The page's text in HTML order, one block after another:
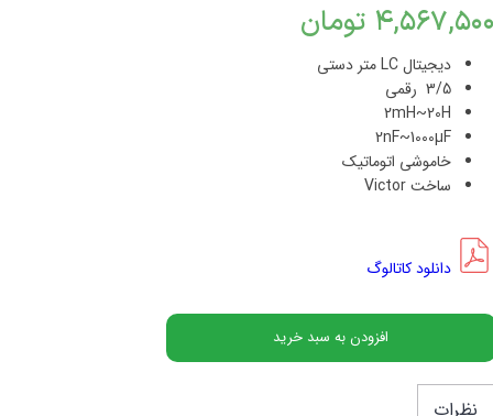
تومان
دیجیتالLCمتر دستی
3/5 رقمی
2mH~20H
2nF~1000µF
خاموشی اتوماتیک
ساخت Victor
دانلود کاتالوگ
افزودن به سبد خرید
نظرات